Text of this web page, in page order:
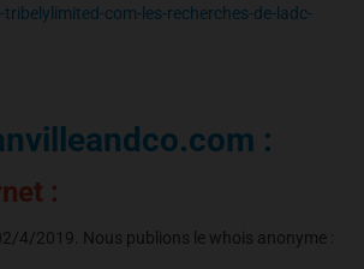
com-les-recherches-de-ladc-
:
:
4/2019. Nous publions le whois anonyme :